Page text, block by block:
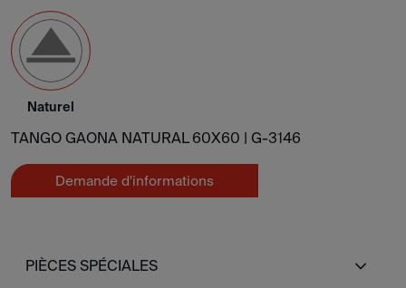
Naturel
TANGO GAONA NATURAL 60X60 | G-3146
Demande d'informations
PIÈCES SPÉCIALES